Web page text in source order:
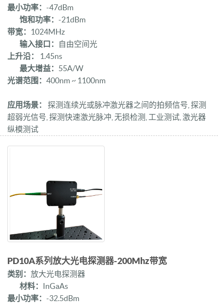
最小功率： -47dBm
饱和功率： -21dBm
带宽： 1024MHz
输入接口：
自由空间光
上升沿：
1.45ns
最大增益： 55A/W
光谱范围： 400nm ~ 1100nm
应用场景：
探测连续光或脉冲激光器之间的拍频信号, 探测
超弱光信号, 探测快速激光脉冲, 无损检测, 工业测试, 激光器
纵模测试
PD10A系列放大光电探测器-200Mhz带宽
类别： 放大光电探测器
材料：
InGaAs
最小功率： -32.5dBm